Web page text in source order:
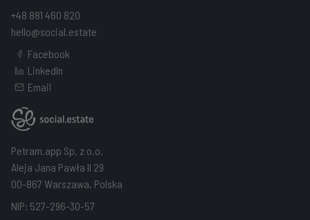
+48 881 460 820
hello@social.estate
Facebook
LinkedIn
Email
Petram.app Sp. z o.o.
Aleja Jana Pawła II 29
00-867 Warszawa, Polska
NIP: 527-296-30-57